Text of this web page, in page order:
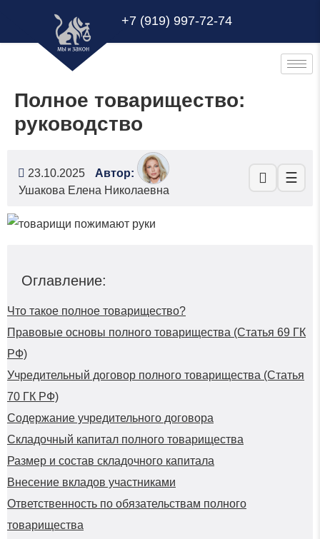
+7 (919) 997-72-74
Полное товарищество:
руководство
23.10.2025
Автор:
Ушакова Елена Николаевна
☰
Оглавление:
Что такое полное товарищество?
Правовые основы полного товарищества (Статья 69 ГК
РФ)
Учредительный договор полного товарищества (Статья
70 ГК РФ)
Содержание учредительного договора
Складочный капитал полного товарищества
Размер и состав складочного капитала
Внесение вкладов участниками
Ответственность по обязательствам полного
товарищества